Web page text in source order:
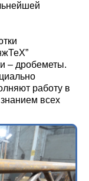
– дробеметы.
работу в
всех